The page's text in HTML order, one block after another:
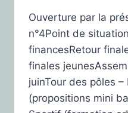
Ouverture par la
n°4Point de
financesRetour
finales
juinTour des pôles
(propositions mini